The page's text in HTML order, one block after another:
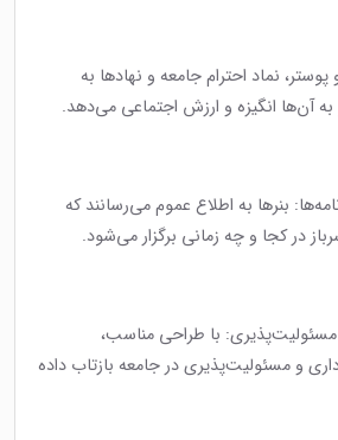
پوستر، نماد احترام جامعه و نهادها به
آن‌ها انگیزه و ارزش اجتماعی می‌دهد.
بنرها به اطلاع عموم می‌رسانند که
در کجا و چه زمانی برگزار می‌شود.
با طراحی مناسب،
و مسئولیت‌پذیری در جامعه بازتاب داده